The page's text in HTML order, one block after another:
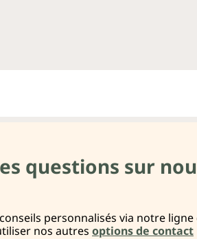
questions sur
personnalisés via notre
nos autres options de contact